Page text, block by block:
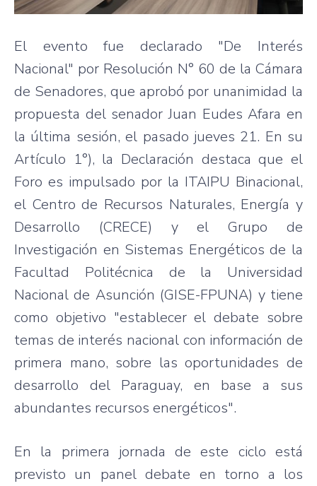
El evento fue declarado "De Interés
Nacional" por Resolución N° 60 de la Cámara
de Senadores, que aprobó por unanimidad la
propuesta del senador Juan Eudes Afara en
la última sesión, el pasado jueves 21. En su
Artículo 1°), la Declaración destaca que el
Foro es impulsado por la ITAIPU Binacional,
el Centro de Recursos Naturales, Energía y
Desarrollo (CRECE) y el Grupo de
Investigación en Sistemas Energéticos de la
Facultad Politécnica de la Universidad
Nacional de Asunción (GISE-FPUNA) y tiene
como objetivo "establecer el debate sobre
temas de interés nacional con información de
primera mano, sobre las oportunidades de
desarrollo del Paraguay, en base a sus
abundantes recursos energéticos".
En la primera jornada de este ciclo está
previsto un panel debate en torno a los